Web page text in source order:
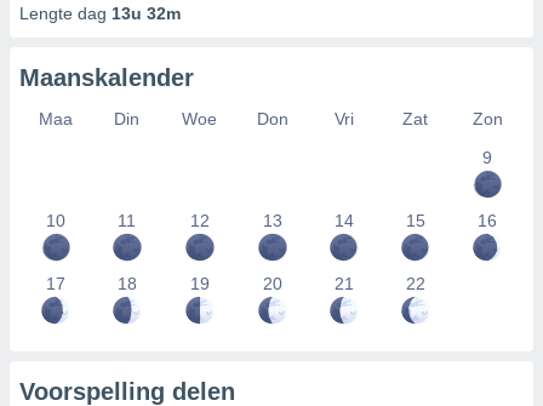
Lengte dag 13u 32m
Maanskalender
Maa Din Woe Don Vri Zat
Zon
9
10 11 12 13 14 15 16
17 18 19 20 21 22
Voorspelling delen